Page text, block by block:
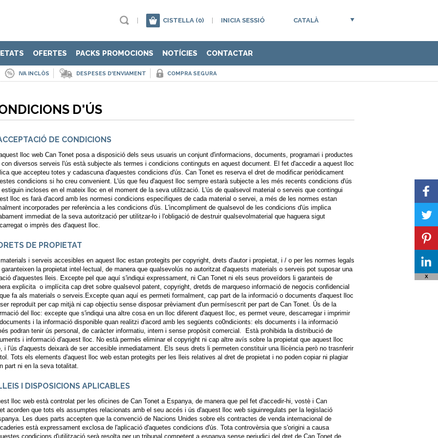
CISTELLA (0) INICIA SESSIÓ CATALÀ
OFERTES PACKS PROMOCIONS NOTÍCIES CONTACTAR
IVA INCLÒS DESPESES D'ENVIAMENT COMPRA SEGURA
D'ÚS
DE CONDICIONS
lloc web Can Tonet posa a disposició dels seus usuaris un conjunt d'informacions, documents, programari i productes
diversos serveis l'ús està subjecte als termes i condicions continguts en aquest document. El fet d'accedir a aquest lloc
que accepteu totes y cadascuna d'aquestes condicions d'ús. Can Tonet es reserva el dret de modificar periòdicament
condicions si ho creu convenient. L'ús que feu d'aquest lloc sempre estarà subjecte a les més recents condicions d'ús
estiguin incloses en el mateix lloc en el moment de la seva utilització. L'ús de qualsevol material o serveis que contingui
lloc es farà d'acord amb les normesi condicions especifiques de cada material o servei, a més de les normes estan
incorporades per referència a les condicions d'ús. L'incompliment de qualsevol de les condicions d'ús implica
immediat de la seva autorització per utilitzar-lo i l'obligació de destruir qualsevolmaterial que haguera sigut
o imprès des d'aquest lloc.
DE PROPIETAT
i serveis accesibles en aquest lloc estan protegits per copyright, drets d'autor i propietat, i / o per les normes legals
garanteixen la propietat intel·lectual, de manera que qualsevolús no autoritzat d'aquests materials o serveis pot suposar una
d'aquestes lleis. Excepte pel que aquí s'indiqui expressament, ni Can Tonet ni els seus proveïdors li garanteis de
explicita o implícita cap dret sobre qualsevol patent, copyright, dretds de marqueso informació de negocis confidencial
fa als materials o serveis.Excepte quan aquí es permeti formalment, cap part de la informació o documents d'aquest lloc
reproduït per cap mitjà ni cap objectiu sense disposar prèviament d'un permísescrit per part de Can Tonet. Ús de la
del lloc: excepte que s'indiqui una altre cosa en un lloc diferent d'aquest lloc, es permet veure, descarregar i imprimir
i la informació disponible quan realitzi d'acord amb les següents co0ndicionts: els documents i la informació
podran tenir ús personal, de caràcter informatiu, intern i sense propòsit comercial. Està prohibida la distribució de
i informació d'aquest lloc. No està permès eliminar el copyright ni cap altre avís sobre la propietat que aquest lloc
i l'ús d'aquests deixarà de ser accesible inmediatament. Els seus drets li permeten constituir una llicència però no trasnferir
Tots els elements d'aquest lloc web estan protegits per les lleis relatives al dret de propietat i no poden copiar ni plagiar
part ni en la seva totalitat.
I DISPOSICIONS APLICABLES
lloc web està controlat per les oficines de Can Tonet a Espanya, de manera que pel fet d'accedir-hi, vostè i Can
acorden que tots els assumptes relacionats amb el seu accés i ús d'aquest lloc web siguinregulats per la legislació
Les dues parts accepten que la convenció de Nacions Unides sobre els contractes de venda internacional de
està expressament exclosa de l'aplicació d'aquetes condicions d'ús. Tota controvèrsia que s'origini a causa
condicions d'utilització serà resolta per un tribunal competent a espanya sense perjudici del dret de Can Tonet de
X